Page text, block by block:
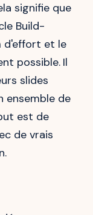
signifie que
Build-
d'effort et le
possible. Il
slides
ensemble de
est de
de vrais